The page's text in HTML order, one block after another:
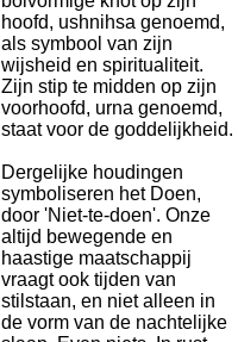
hoofd, ushnihsa genoemd,
als symbool van zijn
wijsheid en spiritualiteit.
Zijn stip te midden op zijn
voorhoofd, urna genoemd,
staat voor de goddelijkheid.
Dergelijke houdingen
symboliseren het Doen,
door 'Niet-te-doen'. Onze
altijd bewegende en
haastige maatschappij
vraagt ook tijden van
stilstaan, en niet alleen in
de vorm van de nachtelijke